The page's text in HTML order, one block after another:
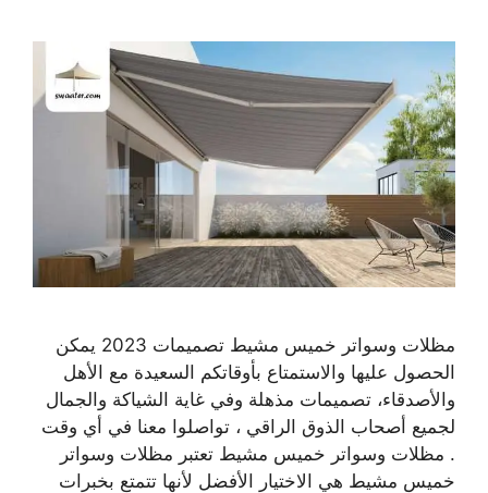
مظلات وسواتر خميس مشيط تصميمات 2023 يمكن
الحصول عليها والاستمتاع بأوقاتكم السعيدة مع الأهل
والأصدقاء، تصميمات مذهلة وفي غاية الشياكة والجمال
لجميع أصحاب الذوق الراقي ، تواصلوا معنا في أي وقت
. مظلات وسواتر خميس مشيط تعتبر مظلات وسواتر
خميس مشيط هي الاختيار الأفضل لأنها تتمتع بخبرات